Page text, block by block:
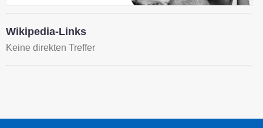
Wikipedia-Links
Keine direkten Treffer